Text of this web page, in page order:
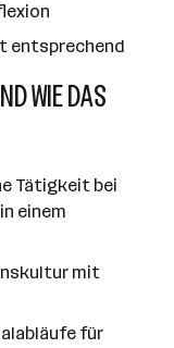
entsprechend
WIE DAS
Tätigkeit bei
einem
mit
für